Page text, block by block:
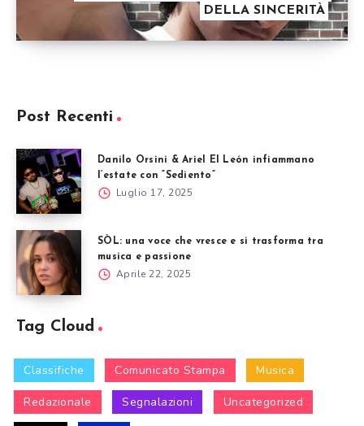
DELLA SINCERITÀ
Post Recenti
Danilo Orsini & Ariel El León infiammano
l’estate con “Sediento”
Luglio 17, 2025
SÒL: una voce che vresce e si trasforma tra
musica e passione
Aprile 22, 2025
Tag Cloud
Classifiche Comunicato Stampa Musica
Redazionale Segnalazioni Uncategorized